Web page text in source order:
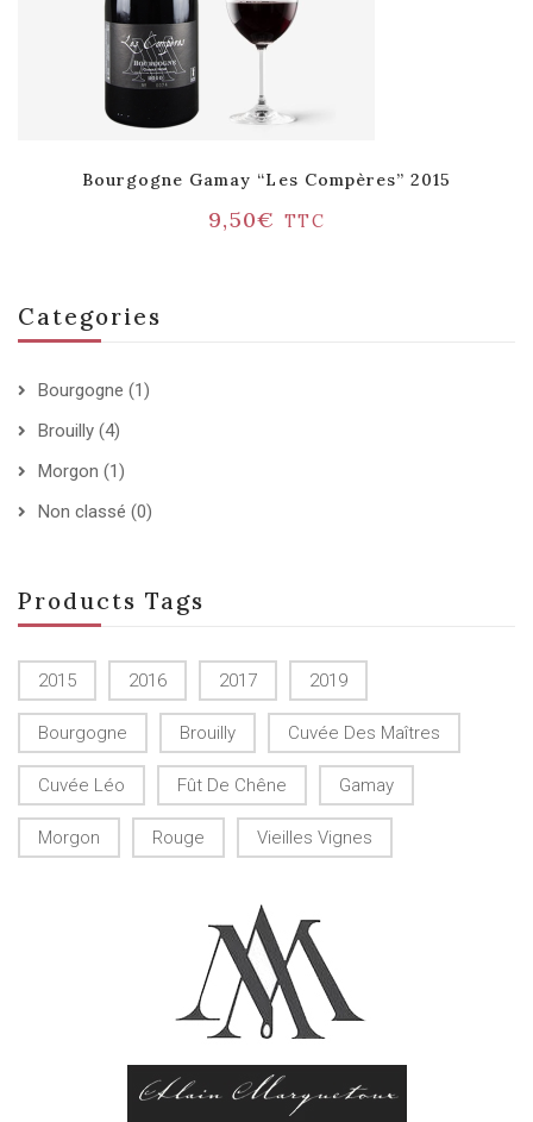
Categories
Bourgogne (1)
Brouilly (4)
Morgon (1)
Non classé (0)
Products Tags
2015 2016 2017 2019
Bourgogne Brouilly Cuvée Des Maîtres
Cuvée Léo Fût De Chêne Gamay
Morgon Rouge Vieilles Vignes
Bourgogne Gamay “Les Compères” 2015
9,50€ TTC